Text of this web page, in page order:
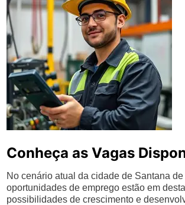
Conheça as Vagas
No cenário atual da cidade de Santana
oportunidades de emprego estão em
possibilidades de crescimento e